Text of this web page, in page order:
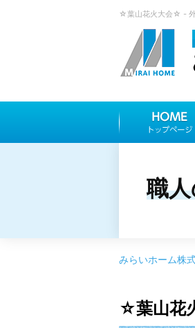
☆葉山花火大会☆ - 外
職
みらいホーム株
☆葉山花